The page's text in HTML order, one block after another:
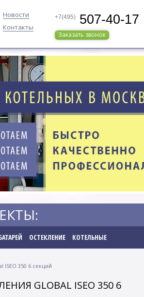
Новости
Контакты
+7(495) 507-40-17
Заказать звонок
ОСТЕКЛЕНИЕ КОТЕЛЬНЫЕ
350 6 секций
GLOBAL ISEO 350 6